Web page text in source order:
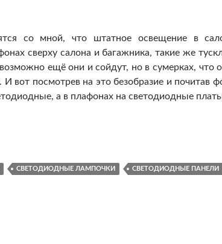
со мной, что штатное освещение в
сверху салона и багажника, такие же
ещё они и сойдут, но в сумерках, что
И вот посмотрев на это безобразие и почитав
а в плафонах на светодиодные
светодиодные
СВЕТОДИОДНЫЕ ЛАМПОЧКИ СВЕТОДИОДНЫЕ ПАНЕЛИ